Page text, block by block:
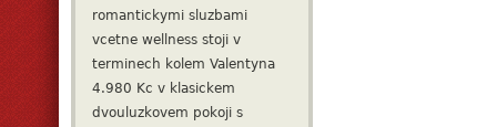
romantickymi sluzbami
vcetne wellness stoji v
terminech kolem Valentyna
4.980 Kc v klasickem
dvouluzkovem pokoji s